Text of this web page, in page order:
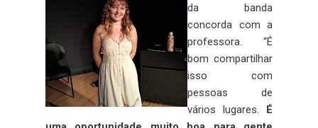
da banda
concorda com a
professora. “É
bom compartilhar
isso com
pessoas de
vários lugares. É